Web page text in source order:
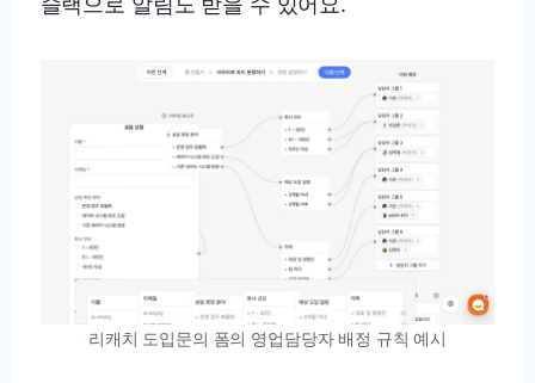
리캐치 도입문의 폼의 영업담당자 배정 규칙 예시